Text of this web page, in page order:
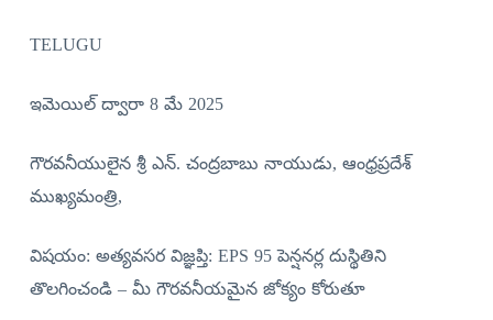
TELUGU
ఇమెయిల్ ద్వారా 8 మే 2025
గౌరవనీయులైన శ్రీ ఎన్. చంద్రబాబు నాయుడు, ఆంధ్రప్రదేశ్
ముఖ్యమంత్రి,
విషయం: అత్యవసర విజ్ఞప్తి: EPS 95 పెన్షనర్ల దుస్థితిని
తొలగించండి – మీ గౌరవనీయమైన జోక్యం కోరుతూ